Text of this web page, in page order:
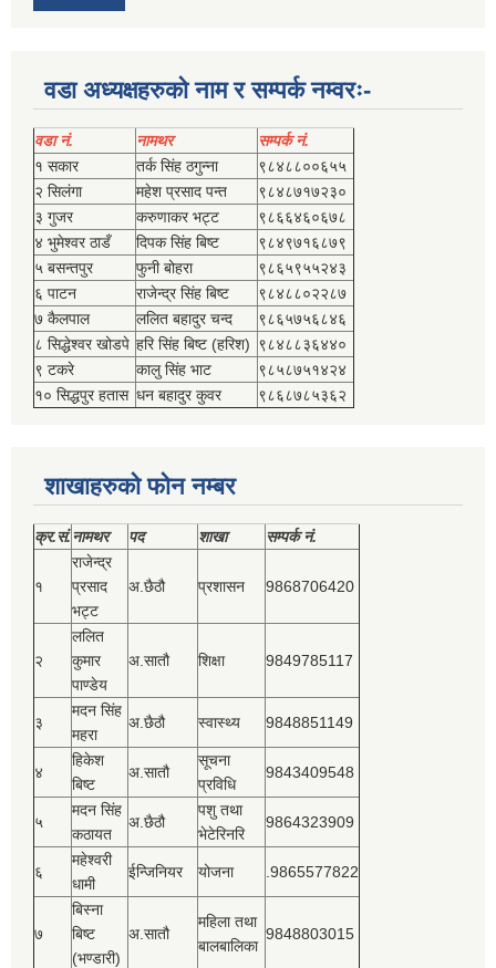
वडा अध्यक्षहरुको नाम र सम्पर्क नम्वरः-
वडा नं. नामथर
सम्पर्क नं.
१ सकार
तर्क सिंह ठगुन्‍ना
९८४८८००६५५
२ सिलंगा
महेश प्रसाद पन्त
९८४८७१७२३०
३ गुजर
करुणाकर भट्ट
९८६६४६०६७८
४ भुमेश्‍वर ठाडँ
दिपक सिंह बिष्‍ट
९८४९७१६८७९
५ बसन्तपुर
फुनी बोहरा
९८६५९५५२४३
६ पाटन
राजेन्द्र सिंह बिष्‍ट
९८४८८०२२८७
७ कैलपाल
ललित बहादुर चन्द
९८६५७५६८४६
८ सिद्धेश्‍वर खोडपे हरि सिंह बिष्‍ट (हरिश) ९८४८८३६४४०
९ टकरे
कालु सिंह भाट
९८५८७५१४२४
१० सिद्धपुर हतास धन बहादुर कुवर ९८६८७८५३६२
शाखाहरुको फोन नम्बर
क्र.सं.नामथर पद शाखा सम्‍पर्क नं.
१
राजेन्द्र
प्रसाद
भट्ट
अ.छैठौ प्रशासन 9868706420
२
ललित
कुमार
पाण्डेय
अ.सातौ शिक्षा 9849785117
३
मदन सिंह
महरा
अ.छैठौ स्वास्थ्य 9848851149
४
हिकेश
बिष्‍ट
अ.सातौ
सूचना
प्रविधि
9843409548
५
मदन सिंह
कठायत
अ.छैठौ
पशु तथा
भेटेरिनरि
9864323909
६
महेश्‍वरी
धामी
ईन्जिनियर योजना .9865577822
७
बिस्‍ना
बिष्‍ट
(भण्डारी)
अ.सातौ
महिला तथा
बालबालिका
9848803015